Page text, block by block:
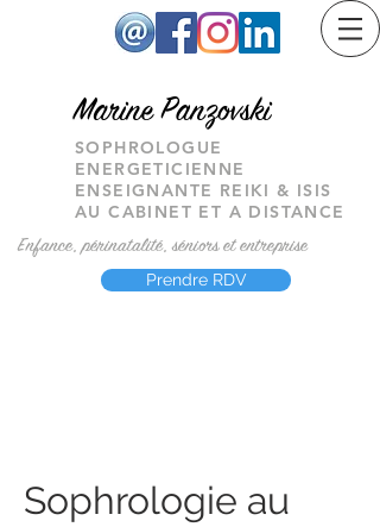
Marine Panzovski
SOPHROLOGUE
ENERGETICIENNE
ENSEIGNANTE REIKI & ISIS
AU CABINET ET A DISTANCE
Enfance, périnatalité, séniors et entreprise
Prendre RDV
Sophrologie au